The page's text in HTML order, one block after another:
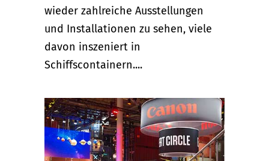
wieder zahlreiche Ausstellungen
und Installationen zu sehen, viele
davon inszeniert in
Schiffscontainern....